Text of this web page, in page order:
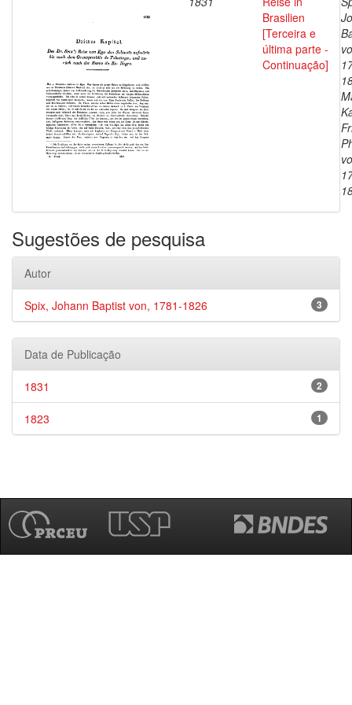
Brasilien
[Terceira e
última parte -
Continuação]
Sugestões de pesquisa
Autor
3
Spix, Johann Baptist von, 1781-1826
Data de Publicação
2
1831
1
1823